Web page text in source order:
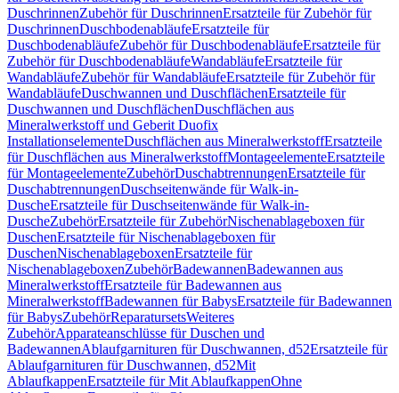
DuschrinnenZubehör für DuschrinnenErsatzteile für Zubehör für
DuschrinnenDuschbodenabläufeErsatzteile für
DuschbodenabläufeZubehör für DuschbodenabläufeErsatzteile für
Zubehör für DuschbodenabläufeWandabläufeErsatzteile für
WandabläufeZubehör für WandabläufeErsatzteile für Zubehör für
WandabläufeDuschwannen und DuschflächenErsatzteile für
Duschwannen und DuschflächenDuschflächen aus
Mineralwerkstoff und Geberit Duofix
InstallationselementeDuschflächen aus MineralwerkstoffErsatzteile
für Duschflächen aus MineralwerkstoffMontageelementeErsatzteile
für MontageelementeZubehörDuschabtrennungenErsatzteile für
DuschabtrennungenDuschseitenwände für Walk-in-
DuscheErsatzteile für Duschseitenwände für Walk-in-
DuscheZubehörErsatzteile für ZubehörNischenablageboxen für
DuschenErsatzteile für Nischenablageboxen für
DuschenNischenablageboxenErsatzteile für
NischenablageboxenZubehörBadewannenBadewannen aus
MineralwerkstoffErsatzteile für Badewannen aus
MineralwerkstoffBadewannen für BabysErsatzteile für Badewannen
für BabysZubehörReparatursetsWeiteres
ZubehörApparateanschlüsse für Duschen und
BadewannenAblaufgarnituren für Duschwannen, d52Ersatzteile für
Ablaufgarnituren für Duschwannen, d52Mit
AblaufkappenErsatzteile für Mit AblaufkappenOhne